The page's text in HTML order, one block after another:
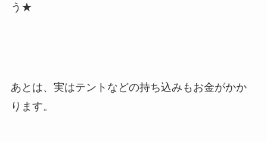
う★
あとは、実はテントなどの持ち込みもお金がかか
ります。